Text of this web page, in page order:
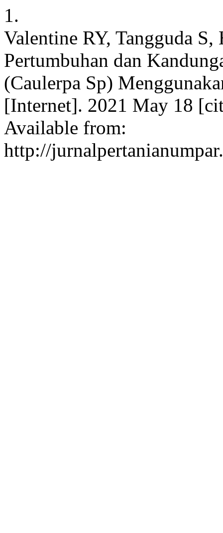
1.
Valentine RY, Tangguda
Pertumbuhan dan
(Caulerpa Sp)
[Internet]. 2021 May 18
Available from:
http://